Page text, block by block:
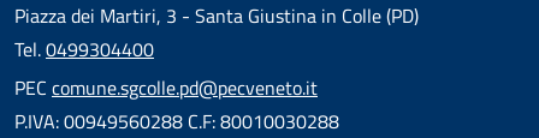
Piazza dei Martiri, 3 - Santa Giustina in Colle (PD)
Tel.0499304400
PEC comune.sgcolle.pd@pecveneto.it
P.IVA: 00949560288 C.F: 80010030288